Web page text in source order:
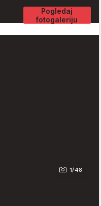
Pogledaj
fotogaleriju
1/48